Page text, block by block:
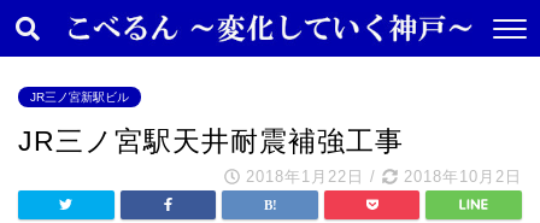
JR三ノ宮新駅ビル
JR三ノ宮駅天井耐震補強工事
2018年1月22日 / 2018年10月2日